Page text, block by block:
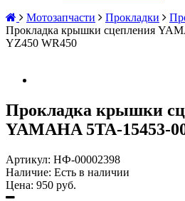
Мотозапчасти
Прокладки
Прокладка крышки сцепления
YZ450 WR450
Прокладка крышки
YAMAHA 5TA-15453-
Артикул: НФ-00002398
Наличие: Есть в наличии
Цена: 950 руб.